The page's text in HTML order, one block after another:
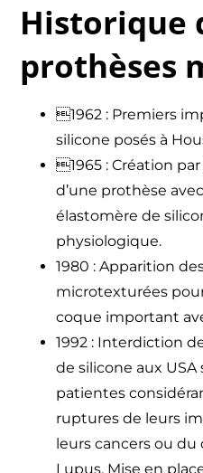
Historique
prothèses
1962 : Premiers
silicone posés à
1965 : Création
d’une prothèse
élastomère de
physiologique.
1980 : Apparition
microtexturées
coque important
1992 : Interdiction
de silicone aux
patientes
ruptures de leurs
leurs cancers ou
Lupus. Mise en